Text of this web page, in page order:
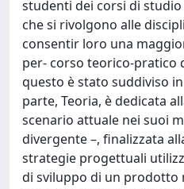
studenti dei corsi di
che si rivolgono alle
consentir loro una
per- corso teorico-pratico
questo è stato suddiviso
parte, Teoria, è dedicata
scenario attuale nei suoi
divergente –, finalizzata
strategie progettuali
di sviluppo di un prodotto